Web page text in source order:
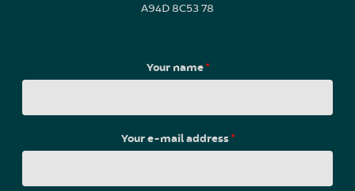
A94D 8C53 78
Your name*
Your e-mail address*